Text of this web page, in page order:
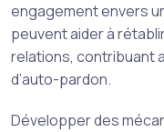
engagement envers
peuvent aider à
relations, contribuant
d’auto-pardon.
Développer des